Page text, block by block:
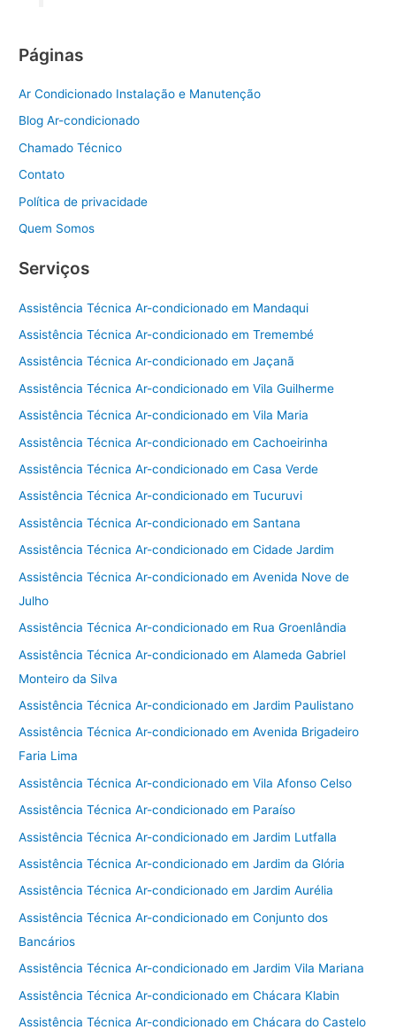
Páginas
Ar Condicionado Instalação e Manutenção
Blog Ar-condicionado
Chamado Técnico
Contato
Política de privacidade
Quem Somos
Serviços
Assistência Técnica Ar-condicionado em Mandaqui
Assistência Técnica Ar-condicionado em Tremembé
Assistência Técnica Ar-condicionado em Jaçanã
Assistência Técnica Ar-condicionado em Vila Guilherme
Assistência Técnica Ar-condicionado em Vila Maria
Assistência Técnica Ar-condicionado em Cachoeirinha
Assistência Técnica Ar-condicionado em Casa Verde
Assistência Técnica Ar-condicionado em Tucuruvi
Assistência Técnica Ar-condicionado em Santana
Assistência Técnica Ar-condicionado em Cidade Jardim
Assistência Técnica Ar-condicionado em Avenida Nove de
Julho
Assistência Técnica Ar-condicionado em Rua Groenlândia
Assistência Técnica Ar-condicionado em Alameda Gabriel
Monteiro da Silva
Assistência Técnica Ar-condicionado em Jardim Paulistano
Assistência Técnica Ar-condicionado em Avenida Brigadeiro
Faria Lima
Assistência Técnica Ar-condicionado em Vila Afonso Celso
Assistência Técnica Ar-condicionado em Paraíso
Assistência Técnica Ar-condicionado em Jardim Lutfalla
Assistência Técnica Ar-condicionado em Jardim da Glória
Assistência Técnica Ar-condicionado em Jardim Aurélia
Assistência Técnica Ar-condicionado em Conjunto dos
Bancários
Assistência Técnica Ar-condicionado em Jardim Vila Mariana
Assistência Técnica Ar-condicionado em Chácara Klabin
Assistência Técnica Ar-condicionado em Chácara do Castelo